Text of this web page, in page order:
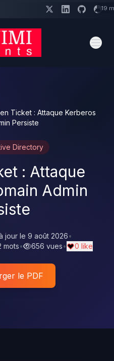
Ticket : Attaque Kerberos
Persiste
Directory
: Attaque
Admin
jour le 9 août 2026•
mots• 656 vues• 0 like
le PDF
19